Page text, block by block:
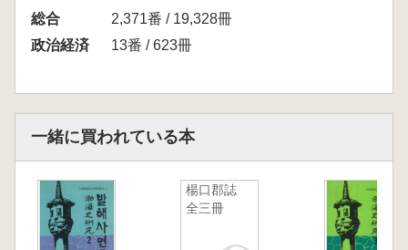
総合
2,371番 / 19,328冊
政治経済
13番 / 623冊
一緒に買われている本
楊口郡誌
全三冊